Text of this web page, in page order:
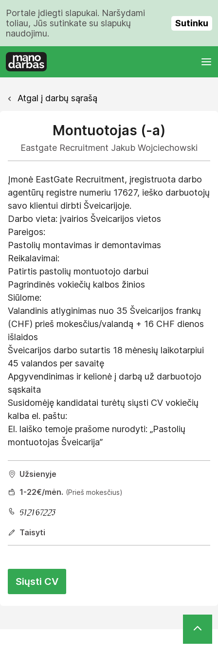
Portale įdiegti slapukai. Naršydami
toliau, Jūs sutinkate su slapukų
naudojimu.
Sutinku
Atgal į darbų sąrašą
Montuotojas (-a)
Eastgate Recruitment Jakub Wojciechowski
Įmonė EastGate Recruitment, įregistruota darbo
agentūrų registre numeriu 17627, ieško darbuotojų
savo klientui dirbti Šveicarijoje.
Darbo vieta: įvairios Šveicarijos vietos
Pareigos:
Pastolių montavimas ir demontavimas
Reikalavimai:
Patirtis pastolių montuotojo darbui
Pagrindinės vokiečių kalbos žinios
Siūlome:
Valandinis atlyginimas nuo 35 Šveicarijos frankų
(CHF) prieš mokesčius/valandą + 16 CHF dienos
išlaidos
Šveicarijos darbo sutartis 18 mėnesių laikotarpiui
45 valandos per savaitę
Apgyvendinimas ir kelionė į darbą už darbuotojo
sąskaita
Susidomėję kandidatai turėtų siųsti CV vokiečių
kalba el. paštu:
El. laiško temoje prašome nurodyti: „Pastolių
montuotojas Šveicarija”
Užsienyje
1-22€/mėn. (Prieš mokesčius)
Taisyti
Siųsti CV